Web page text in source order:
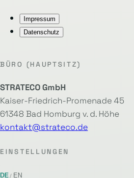
Impressum
Datenschutz
BÜRO (HAUPTSITZ)
STRATECO GmbH
Kaiser-Friedrich-Promenade 45
61348 Bad Homburg v. d. Höhe
kontakt@strateco.de
EINSTELLUNGEN
DE EN